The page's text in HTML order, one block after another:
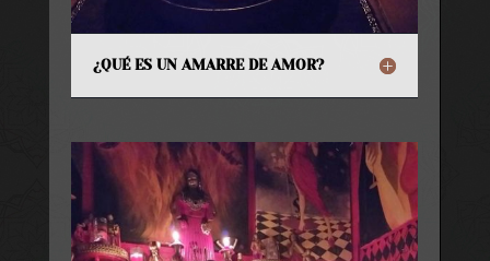
¿QUÉ ES UN AMARRE DE AMOR?